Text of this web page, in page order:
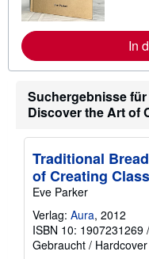
In
Suchergebnisse
Discover the Art of
Traditional
of Creating
Eve Parker
Verlag: Aura, 2012
ISBN 10: 1907231269 /
Gebraucht / Hardcover